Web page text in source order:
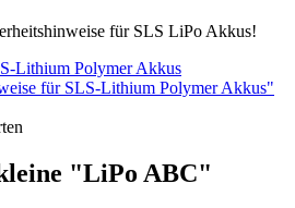
für SLS LiPo Akkus!
Lithium Polymer Akkus
für SLS-Lithium Polymer Akkus"
"LiPo ABC"